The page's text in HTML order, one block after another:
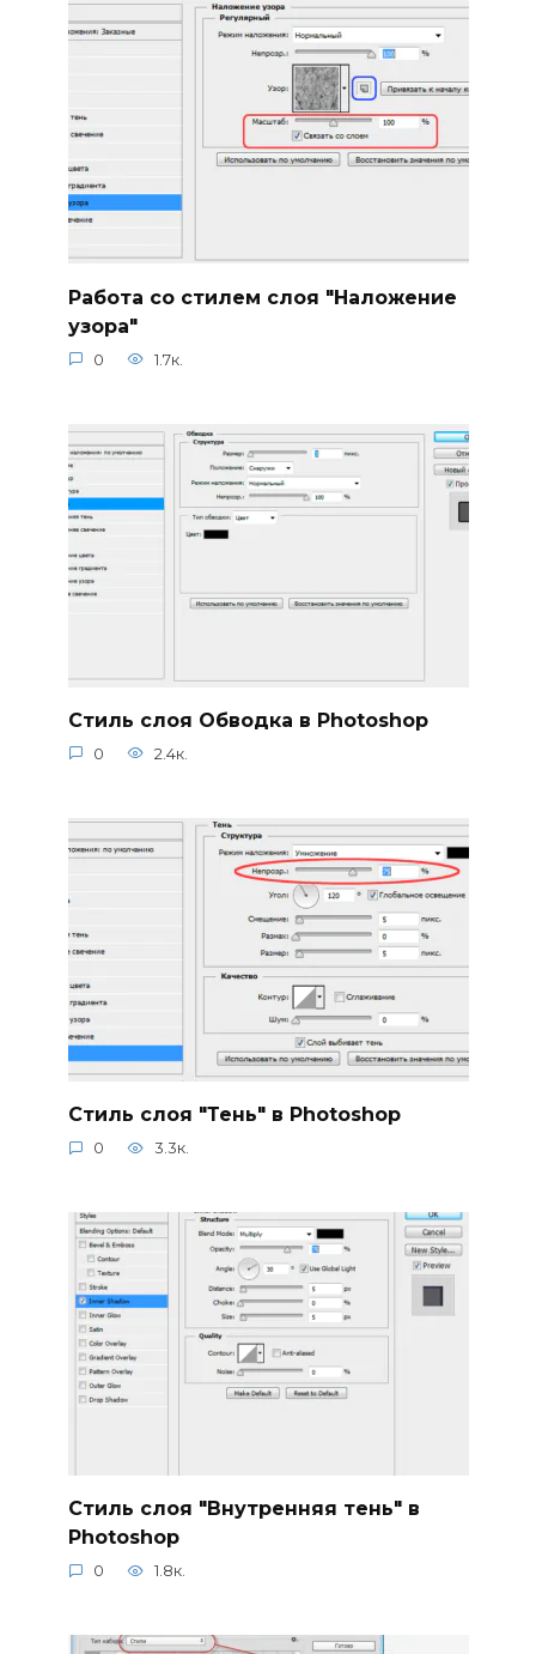
Работа со стилем слоя "Наложение
узора"
0 1.7к.
Стиль слоя Обводка в Photoshop
0 2.4к.
Стиль слоя "Тень" в Photoshop
0 3.3к.
Стиль слоя "Внутренняя тень" в
Photoshop
0 1.8к.